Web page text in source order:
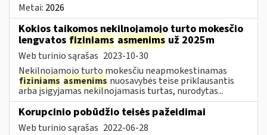
Metai: 2026
Kokios taikomos nekilnojamojo turto mokesčio
lengvatos fiziniams asmenims už 2025m
Web turinio sąrašas 2023-10-30
Nekilnojamojo turto mokesčiu neapmokestinamas
fiziniams asmenims nuosavybės teise priklausantis
arba įsigyjamas nekilnojamasis turtas, nurodytas...
Korupcinio pobūdžio teisės pažeidimai
Web turinio sąrašas 2022-06-28